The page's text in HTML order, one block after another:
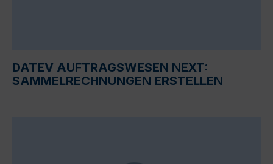
DATEV AUFTRAGSWESEN NEXT:
SAMMELRECHNUNGEN ERSTELLEN